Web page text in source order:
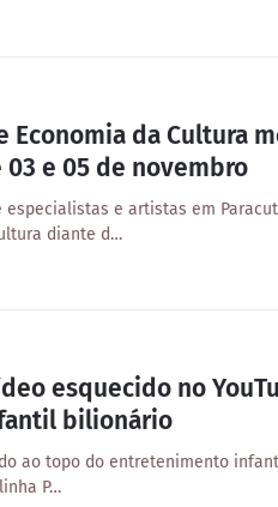
Economia da Cultura
03 e 05 de novembro
especialistas e artistas em
diante d…
esquecido no
bilionário
ao topo do entretenimento
P…